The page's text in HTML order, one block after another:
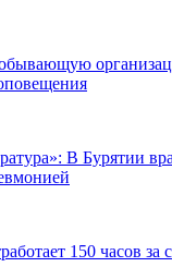
В Бурятии
150 часов за